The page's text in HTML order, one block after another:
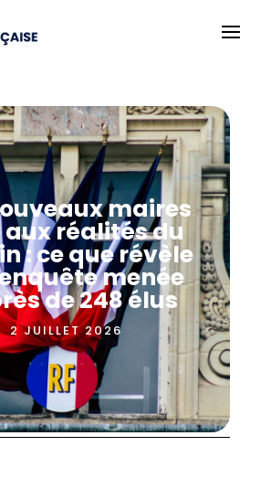
maires
aux réalités du
: ce que révèle
menée
de 248 élus
2 JUILLET 2026